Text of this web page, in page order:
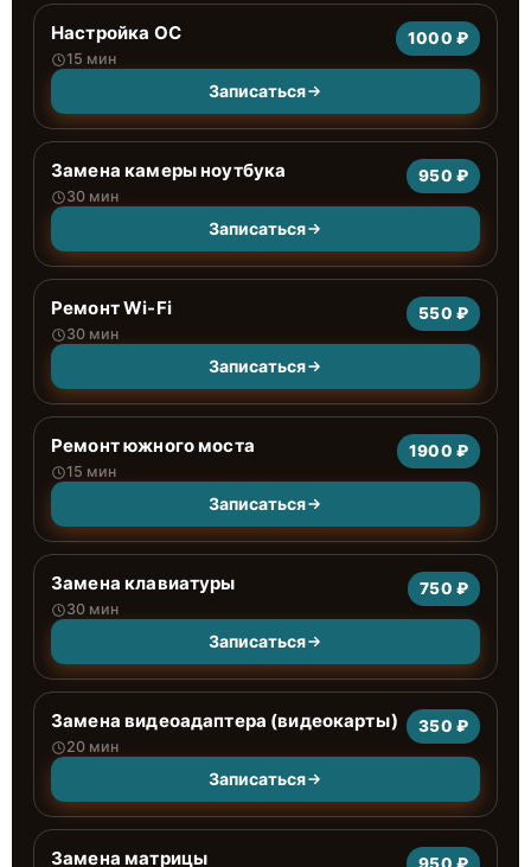
Настройка ОС
15 мин
1000 ₽
Записаться
Замена камеры ноутбука
30 мин
950 ₽
Записаться
Ремонт Wi-Fi
30 мин
550 ₽
Записаться
Ремонт южного моста
15 мин
1900 ₽
Записаться
Замена клавиатуры
30 мин
750 ₽
Записаться
Замена видеоадаптера (видеокарты)
20 мин
350 ₽
Записаться
Замена матрицы